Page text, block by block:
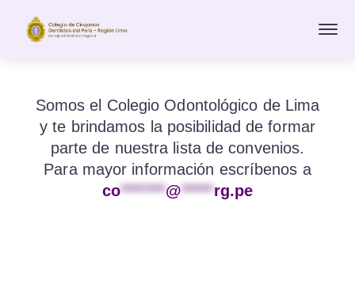
Somos el Colegio Odontológico de Lima
y te brindamos la posibilidad de formar
parte de nuestra lista de convenios.
Para mayor información escríbenos a
co*******@*****rg.pe